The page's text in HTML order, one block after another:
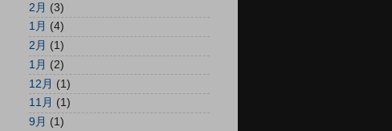
2月 (3)
1月 (4)
2月 (1)
1月 (2)
12月 (1)
11月 (1)
9月 (1)